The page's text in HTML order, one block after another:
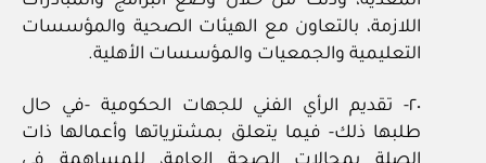
اللازمة، بالتعاون مع الهيئات الصحية والمؤسسات
التعليمية والجمعيات والمؤسسات الأهلية.
٢٠- تقديم الرأي الفني للجهات الحكومية -في حال
طلبها ذلك- فيما يتعلق بمشترياتها وأعمالها ذات